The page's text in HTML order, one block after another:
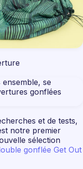
et de tests,
notre premier
sélection
gonflée Get Out